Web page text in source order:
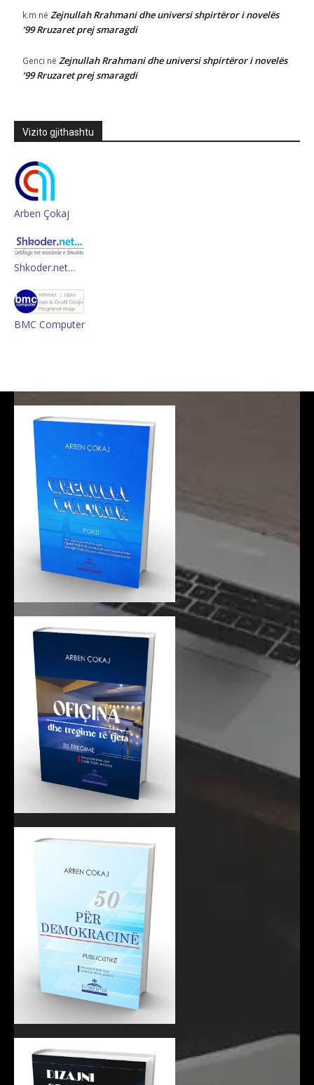
k.m në Zejnullah Rrahmani dhe universi shpirtëror i novelës
‘99 Rruzaret prej smaragdi
Genci në Zejnullah Rrahmani dhe universi shpirtëror i novelës
‘99 Rruzaret prej smaragdi
Vizito gjithashtu
Arben Çokaj
Shkoder.net…
BMC Computer